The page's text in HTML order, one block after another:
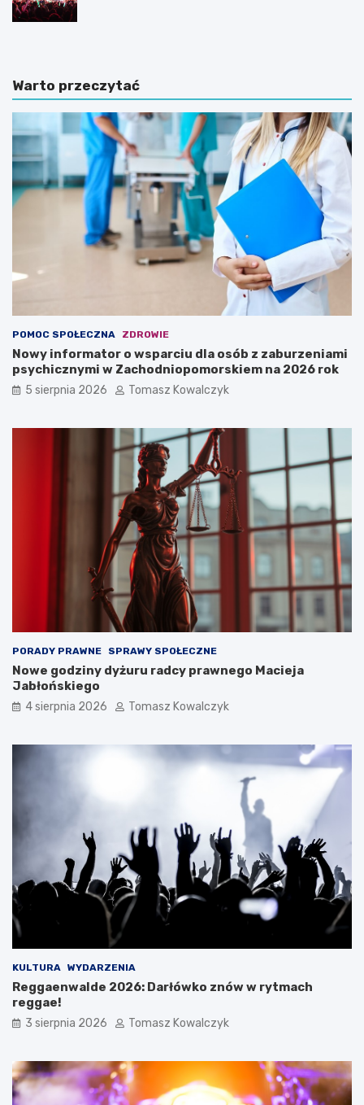
Warto przeczytać
POMOC SPOŁECZNA ZDROWIE
Nowy informator o wsparciu dla osób z zaburzeniami
psychicznymi w Zachodniopomorskiem na 2026 rok
5 sierpnia 2026 Tomasz Kowalczyk
PORADY PRAWNE SPRAWY SPOŁECZNE
Nowe godziny dyżuru radcy prawnego Macieja
Jabłońskiego
4 sierpnia 2026 Tomasz Kowalczyk
KULTURA WYDARZENIA
Reggaenwalde 2026: Darłówko znów w rytmach
reggae!
3 sierpnia 2026 Tomasz Kowalczyk